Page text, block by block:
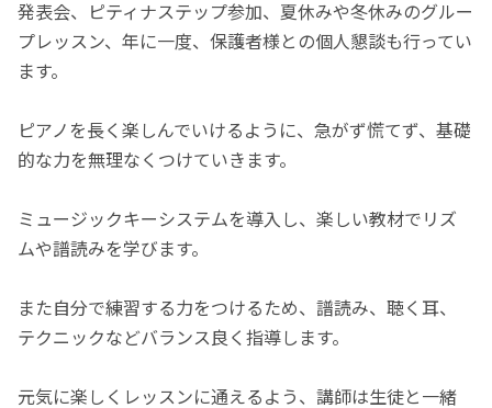
発表会、ピティナステップ参加、夏休みや冬休みのグルー
プレッスン、年に一度、保護者様との個人懇談も行ってい
ます。
ピアノを長く楽しんでいけるように、急がず慌てず、基礎
的な力を無理なくつけていきます。
ミュージックキーシステムを導入し、楽しい教材でリズ
ムや譜読みを学びます。
また自分で練習する力をつけるため、譜読み、聴く耳、
テクニックなどバランス良く指導します。
元気に楽しくレッスンに通えるよう、講師は生徒と一緒